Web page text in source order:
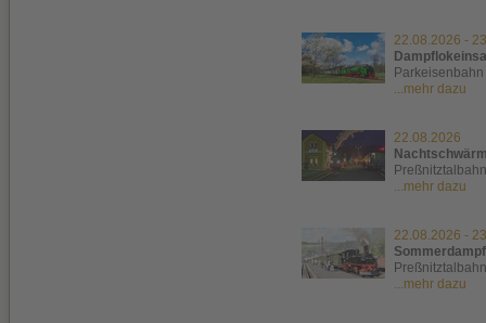
22.08.2026 -
...mehr dazu
22.08.2026
Preßnitztalbahn
...mehr dazu
22.08.2026 -
Sommerdampf
Preßnitztalbahn
...mehr dazu